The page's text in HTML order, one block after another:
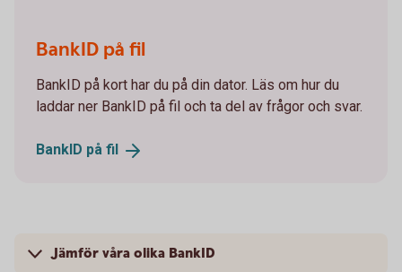
BankID på fil
BankID på kort har du på din dator. Läs om hur du
laddar ner BankID på fil och ta del av frågor och svar.
BankID på fil
Jämför våra olika BankID